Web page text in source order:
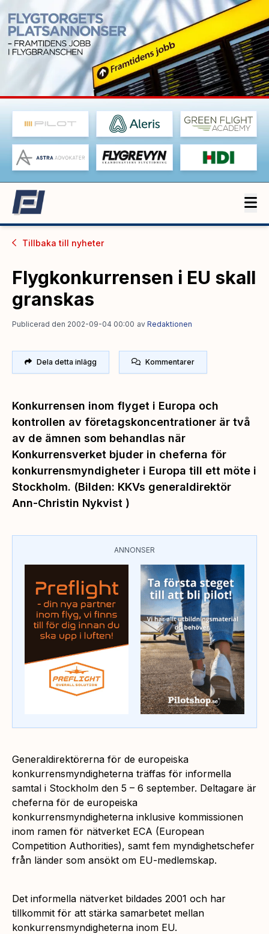
Tillbaka till nyheter
Flygkonkurrensen i EU skall
granskas
Publicerad den 2002-09-04 00:00 av Redaktionen
Dela detta inlägg Kommentarer
Konkurrensen inom flyget i Europa och
kontrollen av företagskoncentrationer är två
av de ämnen som behandlas när
Konkurrensverket bjuder in cheferna för
konkurrensmyndigheter i Europa till ett möte i
Stockholm. (Bilden: KKVs generaldirektör
Ann-Christin Nykvist )
ANNONSER
Generaldirektörerna för de europeiska
konkurrensmyndigheterna träffas för informella
samtal i Stockholm den 5 – 6 september. Deltagare är
cheferna för de europeiska
konkurrensmyndigheterna inklusive kommissionen
inom ramen för nätverket ECA (European
Competition Authorities), samt fem myndighetschefer
från länder som ansökt om EU-medlemskap.
Det informella nätverket bildades 2001 och har
tillkommit för att stärka samarbetet mellan
konkurrensmyndigheterna inom EU.